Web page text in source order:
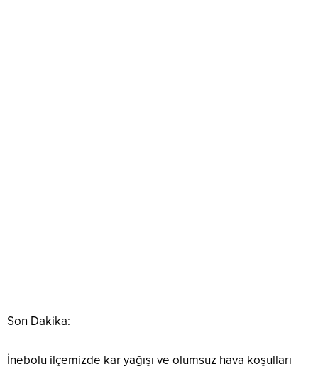
Son Dakika:
İnebolu ilçemizde kar yağışı ve olumsuz hava koşulları